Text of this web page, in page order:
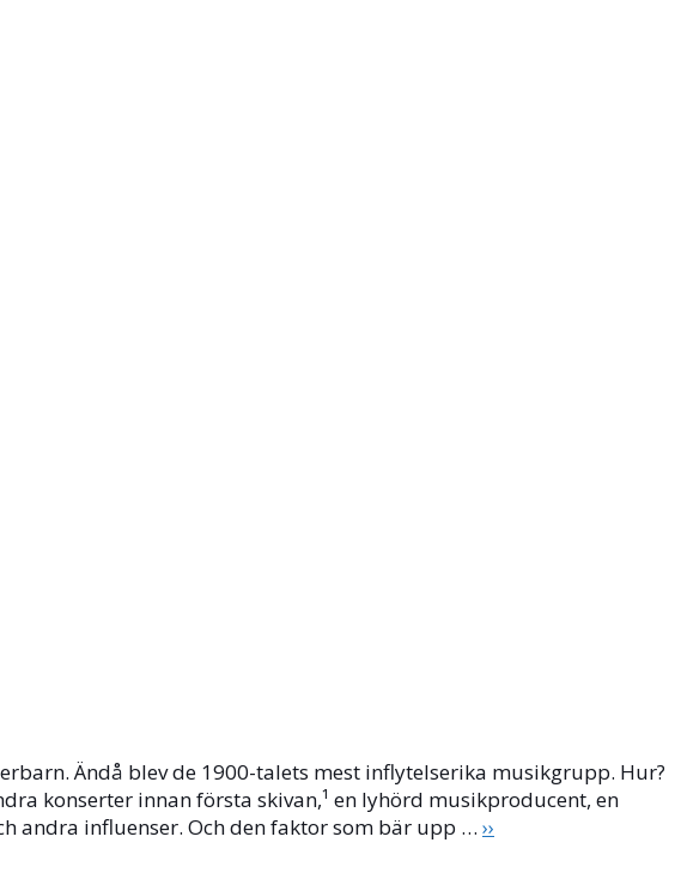
Ändå blev de 1900-talets mest inflytelserika musikgrupp. Hur?
konserter innan första skivan,¹ en lyhörd musikproducent, en
andra influenser. Och den faktor som bär upp … ››